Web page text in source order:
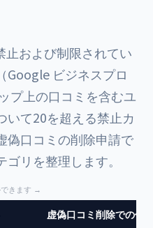
および制限されてい
Google ビジネスプロ
プ上の口コミを含むユ
いて20を超える禁止カ
偽口コミの削除申請で
リを整理します。
虚偽口コミ削除での使